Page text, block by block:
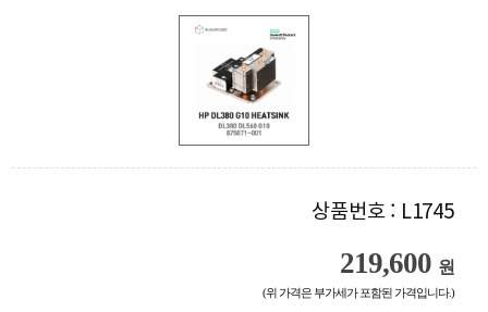
상품번호 : L1745
219,600 원
(위 가격은 부가세가 포함된 가격입니다.)